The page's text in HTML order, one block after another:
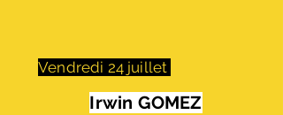
Vendredi 24 juillet
Irwin GOMEZ